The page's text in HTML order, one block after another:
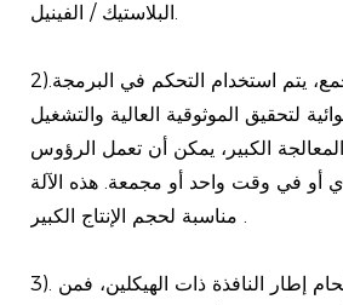
البلاستيك / الفينيل.
2).يمكن اللحام والجمع، يتم استخدام التحكم في البرمجة
لتحقيق الموثوقية العالية والتشغيل
الكبير، يمكن أن تعمل الرؤوس
أو في وقت واحد أو مجمعة. هذه الآلة
مناسبة لحجم الإنتاج الكبير .
3). إذا كنت ترغب في لحام إطار النافذة ذات الهيكلين، فمن